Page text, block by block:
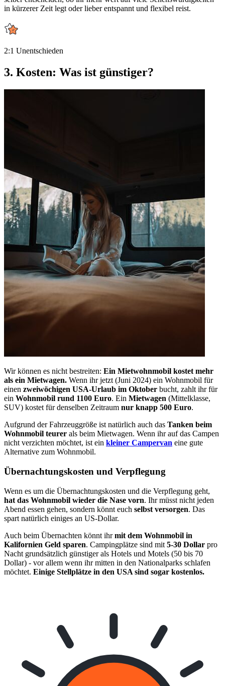
in kürzerer Zeit legt oder lieber entspannt und flexibel reist.
2:1 Unentschieden
3. Kosten: Was ist günstiger?
Wir können es nicht bestreiten: Ein Mietwohnmobil kostet mehr
als ein Mietwagen. Wenn ihr jetzt (Juni 2024) ein Wohnmobil für
einen zweiwöchigen USA-Urlaub im Oktober bucht, zahlt ihr für
ein Wohnmobil rund 1100 Euro. Ein Mietwagen (Mittelklasse,
SUV) kostet für denselben Zeitraum nur knapp 500 Euro.
Aufgrund der Fahrzeuggröße ist natürlich auch das Tanken beim
Wohnmobil teurer als beim Mietwagen. Wenn ihr auf das Campen
nicht verzichten möchtet, ist ein kleiner Campervan eine gute
Alternative zum Wohnmobil.
Übernachtungskosten und Verpflegung
Wenn es um die Übernachtungskosten und die Verpflegung geht,
hat das Wohnmobil wieder die Nase vorn. Ihr müsst nicht jeden
Abend essen gehen, sondern könnt euch selbst versorgen. Das
spart natürlich einiges an US-Dollar.
Auch beim Übernachten könnt ihrmit dem Wohnmobil in
Kalifornien Geld sparen. Campingplätze sind mit 5-30 Dollar pro
Nacht grundsätzlich günstiger als Hotels und Motels (50 bis 70
Dollar) - vor allem wenn ihr mitten in den Nationalparks schlafen
möchtet. Einige Stellplätze in den USA sind sogar kostenlos.